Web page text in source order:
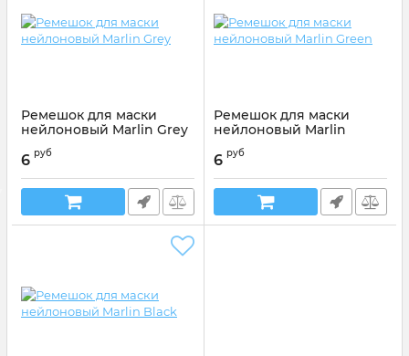
Ремешок для маски
нейлоновый Marlin Grey
Артикул:
6 руб
Ремешок для маски
нейлоновый Marlin
Green
Артикул:
6 руб